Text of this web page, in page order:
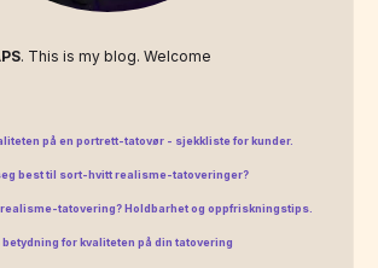
. This is my blog. Welcome
på en portrett-tatovør - sjekkliste for kunder.
best til sort-hvitt realisme-tatoveringer?
tatovering? Holdbarhet og oppfriskningstips.
for kvaliteten på din tatovering